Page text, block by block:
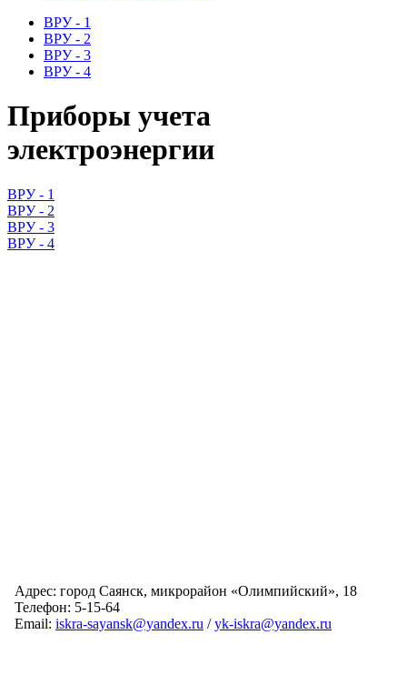
ВРУ - 1
ВРУ - 2
ВРУ - 3
ВРУ - 4
Приборы учета
электроэнергии
ВРУ - 1
ВРУ - 2
ВРУ - 3
ВРУ - 4
Адрес: город Саянск, микрорайон «Олимпийский», 18
Телефон: 5-15-64
Email: iskra-sayansk@yandex.ru /yk-iskra@yandex.ru